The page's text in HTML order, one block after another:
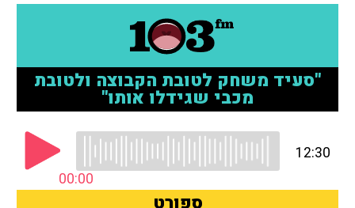
מדיניות פרטיות
רשיון להקרנה פומבית לבית עסק
הצטרפות לחבילת הערוצים
לוח דרושים – ג'ובנט